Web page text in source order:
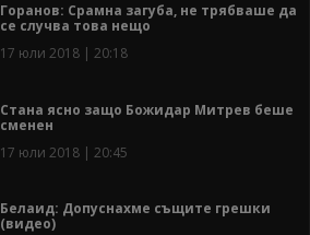
Горанов: Срамна загуба, не трябваше да
се случва това нещо
17 юли 2018 | 20:18
Стана ясно защо Божидар Митрев беше
сменен
17 юли 2018 | 20:45
Белаид: Допуснахме същите грешки
(видео)